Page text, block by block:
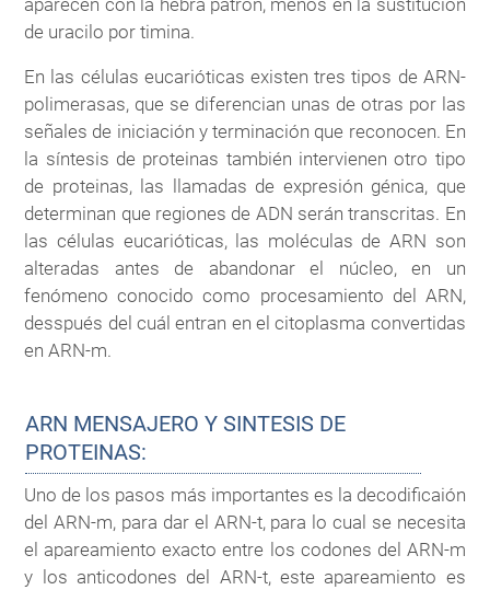
aparecen con la hebra patrón, menos en la sustitución
de uracilo por timina.
En las células eucarióticas existen tres tipos de ARN-
polimerasas, que se diferencian unas de otras por las
señales de iniciación y terminación que reconocen. En
la síntesis de proteinas también intervienen otro tipo
de proteinas, las llamadas de expresión génica, que
determinan que regiones de ADN serán transcritas. En
las células eucarióticas, las moléculas de ARN son
alteradas antes de abandonar el núcleo, en un
fenómeno conocido como procesamiento del ARN,
desspués del cuál entran en el citoplasma convertidas
en ARN-m.
ARN MENSAJERO Y SINTESIS DE
PROTEINAS:
Uno de los pasos más importantes es la decodificaión
del ARN-m, para dar el ARN-t, para lo cual se necesita
el apareamiento exacto entre los codones del ARN-m
y los anticodones del ARN-t, este apareamiento es